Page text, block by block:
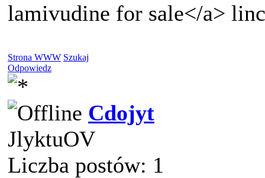
lamivudine for sale</a>
Strona WWW Szukaj
Odpowiedz
Cdojyt
JlyktuOV
Liczba postów: 1